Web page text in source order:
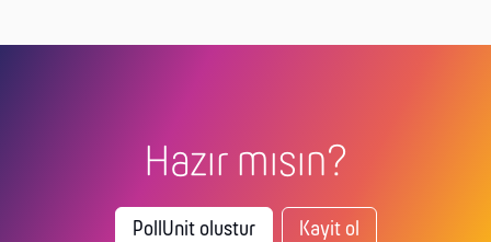
Hazır mısın?
PollUnit olustur Kayit ol